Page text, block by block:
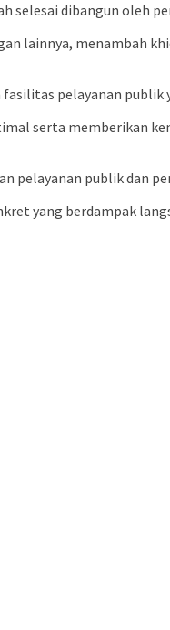
selesai dibangun oleh
lainnya, menambah
pelayanan
serta memberikan
pelayanan publik dan
yang berdampak